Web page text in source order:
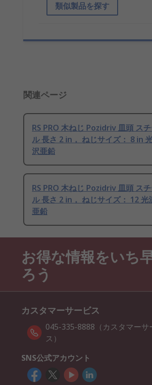
類似製品を探す
関連ページ
RS PRO 木ねじ Pozidriv 皿頭 ス
ル 長さ 2 in， ねじサイズ： 8 in
沢亜鉛
RS PRO 木ねじ Pozidriv 皿頭 ス
ル 長さ 2 in， ねじサイズ： 12 光
亜鉛
お得な情報をいち
ろう
カスタマーサービス
045-335-8888（カスタマーサ
ス）
SNS公式アカウント